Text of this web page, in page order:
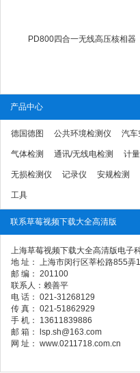
PD800四合一无线高压核相器
产品中心
德国德图 公共环境检测仪 汽车
气体检测 通讯/无线电检测 计
无损检测仪 记录仪 安规检测
工具
联系草莓视频下载大全高清版
上海草莓视频下载大全高清版电子
地 址： 上海市闵行区莘松路855
邮 编： 201100
联系人：赖善平
电 话： 021-31268129
传 真： 021-51862929
手 机： 13611839886
邮 箱： lsp.sh@163.com
网 址： www.0211718.com.cn